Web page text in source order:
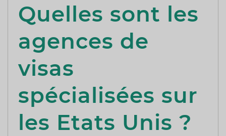
Quelles sont les
agences de
visas
spécialisées sur
les Etats Unis ?